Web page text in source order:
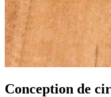
Conception de